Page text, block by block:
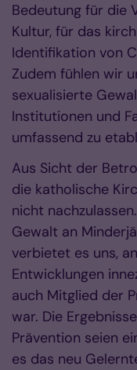
Bedeutung für die
Kultur, für das
Identifikation von
Zudem fühlen wir
sexualisierte
Institutionen und
umfassend zu
Aus Sicht der
die katholische
nicht
Gewalt an
verbietet es uns,
Entwicklungen
auch Mitglied der
war. Die
Prävention seien
es das neu